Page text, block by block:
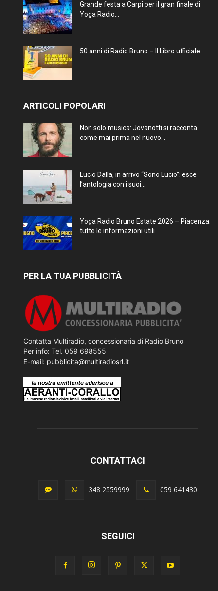
Grande festa a Carpi per il gran finale di
Yoga Radio...
50 anni di Radio Bruno – Il Libro ufficiale
ARTICOLI POPOLARI
Non solo musica: Jovanotti si racconta
come mai prima nel nuovo...
Lucio Dalla, in arrivo “Sono Lucio”: esce
l’antologia con i suoi...
Yoga Radio Bruno Estate 2026 – Piacenza:
tutte le informazioni utili
PER LA TUA PUBBLICITÀ
Contatta Multiradio, concessionaria di Radio Bruno
Per info: Tel. 059 698555
E-mail: pubblicita@multiradiosrl.it
CONTATTACI
348 2559999 059 641430
SEGUICI